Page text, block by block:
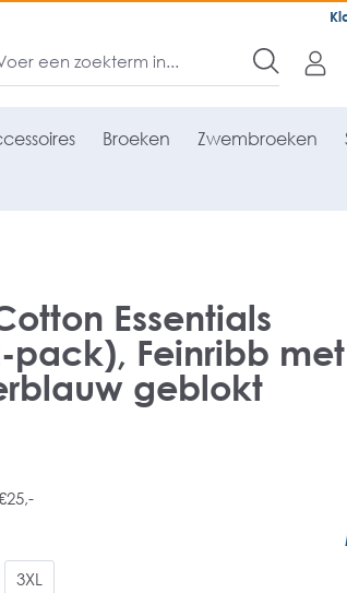
Broeken Zwembroeken
Essentials
pack), Feinribb met
geblokt
3XL